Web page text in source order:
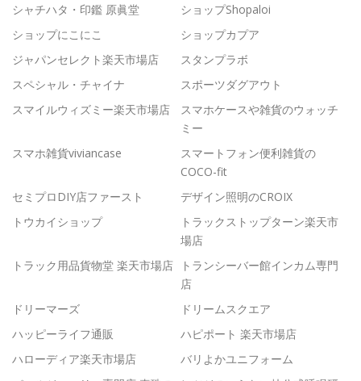
シャチハタ・印鑑 原眞堂
ショップShopaloi
ショップにこにこ
ショップカプア
ジャパンセレクト楽天市場店
スタンプラボ
スペシャル・チャイナ
スポーツダグアウト
スマイルウィズミー楽天市場店
スマホケースや雑貨のウォッチ
ミー
スマホ雑貨viviancase
スマートフォン便利雑貨の
COCO-fit
セミプロDIY店ファースト
デザイン照明のCROIX
トウカイショップ
トラックストップターン楽天市
場店
トラック用品貨物堂 楽天市場店
トランシーバー館インカム専門
店
ドリーマーズ
ドリームスクエア
ハッピーライフ通販
ハピポート 楽天市場店
ハローディア楽天市場店
バリよかユニフォーム